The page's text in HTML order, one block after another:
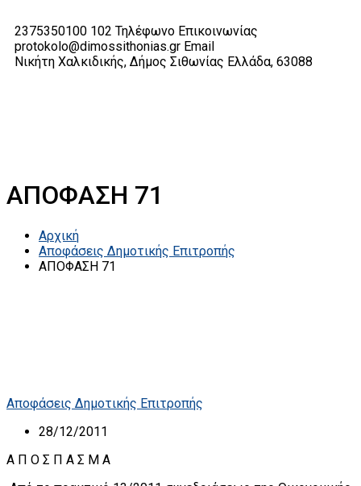
2375350100 102 Τηλέφωνο Επικοινωνίας
protokolo@dimossithonias.gr Email
Νικήτη Χαλκιδικής, Δήμος Σιθωνίας Ελλάδα, 63088
ΑΠΟΦΑΣΗ 71
Αρχική
Αποφάσεις Δημοτικής Επιτροπής
ΑΠΟΦΑΣΗ 71
Αποφάσεις Δημοτικής Επιτροπής
28/12/2011
A Π Ο Σ Π Α Σ Μ Α